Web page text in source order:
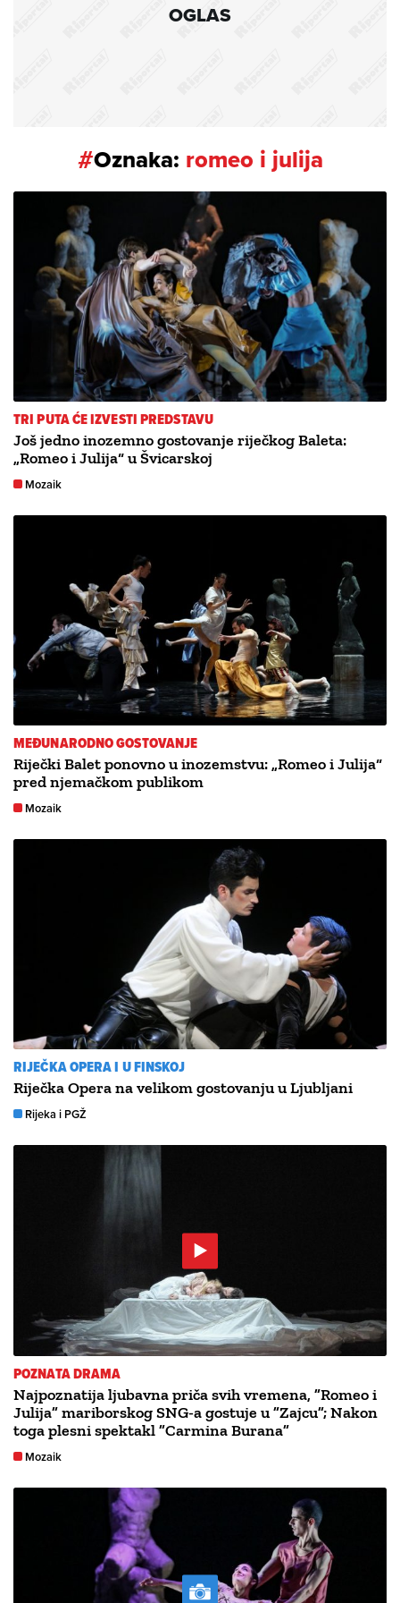
OGLAS
#Oznaka: romeo i julija
TRI PUTA ĆE IZVESTI PREDSTAVU
Još jedno inozemno gostovanje riječkog Baleta:
„Romeo i Julija“ u Švicarskoj
Mozaik
MEĐUNARODNO GOSTOVANJE
Riječki Balet ponovno u inozemstvu: „Romeo i Julija“
pred njemačkom publikom
Mozaik
RIJEČKA OPERA I U FINSKOJ
Riječka Opera na velikom gostovanju u Ljubljani
Rijeka i PGŽ
POZNATA DRAMA
Najpoznatija ljubavna priča svih vremena, ”Romeo i
Julija” mariborskog SNG-a gostuje u ”Zajcu”; Nakon
toga plesni spektakl ”Carmina Burana”
Mozaik